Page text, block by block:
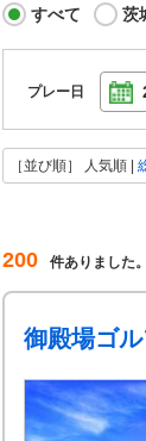
すべて 茨
プレー日
［並び順］ 人気順
200 件ありました。
御殿場ゴ